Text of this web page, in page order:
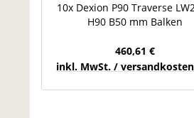
10x Dexion P90 Traverse
H90 B50 mm Balken
460,61 €
inkl. MwSt. /